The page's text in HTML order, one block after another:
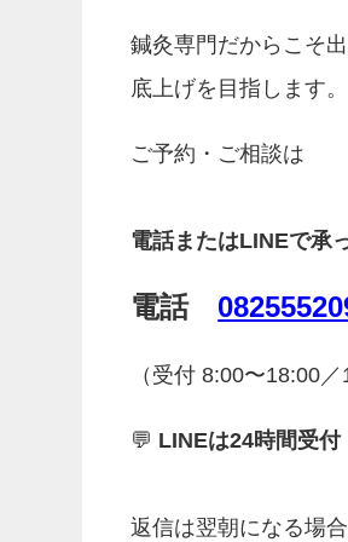
鍼灸専門だからこそ
底上げを目指します。
ご予約・ご相談は
電話またはLINEで承
電話
（受付 8:00〜18:00
💬 LINEは24時間受付
返信は翌朝になる場合